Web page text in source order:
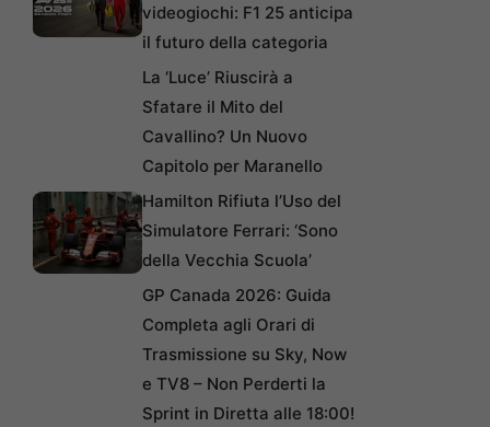
videogiochi: F1 25 anticipa
il futuro della categoria
La ‘Luce’ Riuscirà a
Sfatare il Mito del
Cavallino? Un Nuovo
Capitolo per Maranello
Hamilton Rifiuta l’Uso del
Simulatore Ferrari: ‘Sono
della Vecchia Scuola’
GP Canada 2026: Guida
Completa agli Orari di
Trasmissione su Sky, Now
e TV8 – Non Perderti la
Sprint in Diretta alle 18:00!